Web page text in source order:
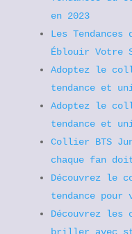
en 2023
Les
Éblouir Votre
Adoptez le
tendance et
Adoptez le
tendance et
Collier BTS
chaque fan
Découvrez le
tendance
Découvrez les